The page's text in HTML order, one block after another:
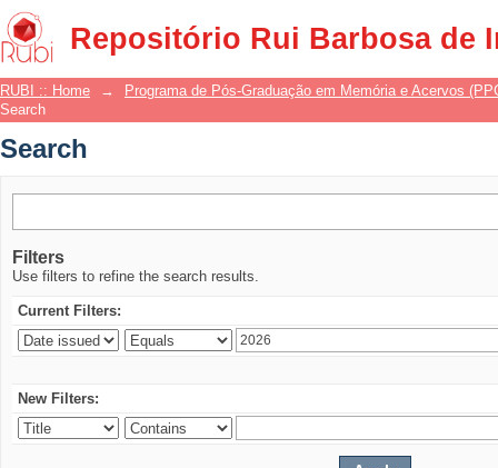
Repositório Rui Barbosa de
Search
RUBI :: Home →
Programa de Pós-Graduação em Memória e Acervos
Search
Search
Filters
Use filters to refine the search results.
Current Filters:
New Filters: